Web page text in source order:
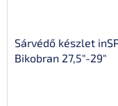
Sárvédő készlet
Bikobran 27,5"-29"